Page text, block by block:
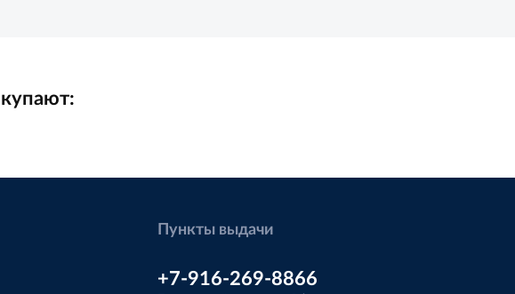
Пункты выдачи
+7-916-269-8866